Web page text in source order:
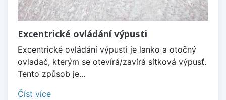
Excentrické ovládání výpusti
Excentrické ovládání výpusti je lanko a otočný
ovladač, kterým se otevírá/zavírá sítková výpusť.
Tento způsob je...
Číst více